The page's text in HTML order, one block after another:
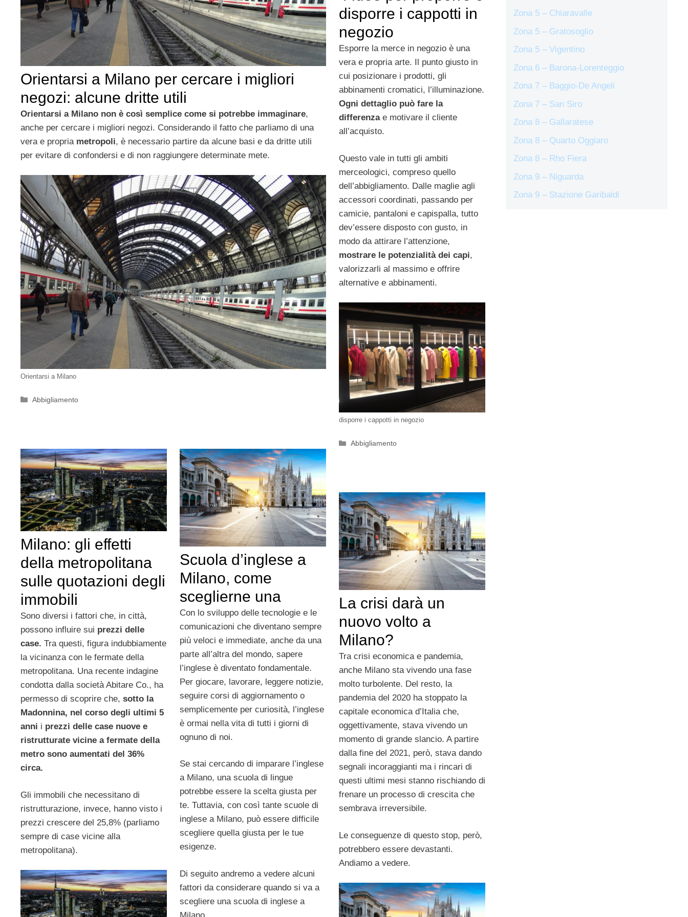
Orientarsi a Milano per cercare i migliori
negozi: alcune dritte utili
Orientarsi a Milano non è così semplice come si potrebbe immaginare,
anche per cercare i migliori negozi. Considerando il fatto che parliamo di una
vera e propria metropoli, è necessario partire da alcune basi e da dritte utili
per evitare di confondersi e di non raggiungere determinate mete.
Orientarsi a Milano
Categorie
Abbigliamento
disporre i cappotti in
negozio
Esporre la merce in negozio è una
vera e propria arte. Il punto giusto in
cui posizionare i prodotti, gli
abbinamenti cromatici, l’illuminazione.
Ogni dettaglio può fare la
differenzae motivare il cliente
all’acquisto.
Questo vale in tutti gli ambiti
merceologici, compreso quello
dell’abbigliamento. Dalle maglie agli
accessori coordinati, passando per
camicie, pantaloni e capispalla, tutto
dev’essere disposto con gusto, in
modo da attirare l’attenzione,
mostrare le potenzialità dei capi,
valorizzarli al massimo e offrire
alternative e abbinamenti.
disporre i cappotti in negozio
Categorie
Abbigliamento
Milano: gli effetti
della metropolitana
sulle quotazioni degli
immobili
Sono diversi i fattori che, in città,
possono influire sui prezzi delle
case. Tra questi, figura indubbiamente
la vicinanza con le fermate della
metropolitana. Una recente indagine
condotta dalla società Abitare Co., ha
permesso di scoprire che, sotto la
Madonnina, nel corso degli ultimi 5
anni i prezzi delle case nuove e
ristrutturate vicine a fermate della
metro sono aumentati del 36%
circa.
Gli immobili che necessitano di
ristrutturazione, invece, hanno visto i
prezzi crescere del 25,8% (parliamo
sempre di case vicine alla
metropolitana).
Scuola d’inglese a
Milano, come
sceglierne una
Con lo sviluppo delle tecnologie e le
comunicazioni che diventano sempre
più veloci e immediate, anche da una
parte all’altra del mondo, sapere
l’inglese è diventato fondamentale.
Per giocare, lavorare, leggere notizie,
seguire corsi di aggiornamento o
semplicemente per curiosità, l’inglese
è ormai nella vita di tutti i giorni di
ognuno di noi.
Se stai cercando di imparare l’inglese
a Milano, una scuola di lingue
potrebbe essere la scelta giusta per
te. Tuttavia, con così tante scuole di
inglese a Milano, può essere difficile
scegliere quella giusta per le tue
esigenze.
Di seguito andremo a vedere alcuni
fattori da considerare quando si va a
scegliere una scuola di inglese a
La crisi darà un
nuovo volto a
Milano?
Tra crisi economica e pandemia,
anche Milano sta vivendo una fase
molto turbolente. Del resto, la
pandemia del 2020 ha stoppato la
capitale economica d’Italia che,
oggettivamente, stava vivendo un
momento di grande slancio. A partire
dalla fine del 2021, però, stava dando
segnali incoraggianti ma i rincari di
questi ultimi mesi stanno rischiando di
frenare un processo di crescita che
sembrava irreversibile.
Le conseguenze di questo stop, però,
potrebbero essere devastanti.
Andiamo a vedere.
Zona 5 – Chiaravalle
Zona 5 – Gratosoglio
Zona 5 – Vigentino
Zona 6 – Barona-Lorenteggio
Zona 7 – Baggio-De Angeli
Zona 7 – San Siro
Zona 8 – Gallaratese
Zona 8 – Quarto Oggiaro
Zona 8 – Rho Fiera
Zona 9 – Niguarda
Zona 9 – Stazione Garibaldi